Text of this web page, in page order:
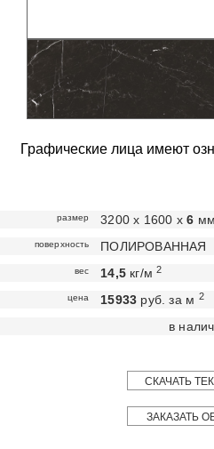
Графические лица имеют
размер 3200 х 1600 х6 мм
поверхность ПОЛИРОВАННАЯ
вес 14,5 кг/м2
цена 15933 руб. за м 2
в
СКАЧАТЬ
ЗАКАЗАТЬ